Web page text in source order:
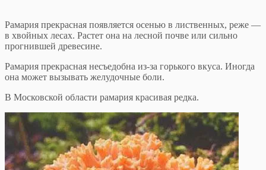
Рамария прекрасная появляется осенью в лиственных, реже —
в хвойных лесах. Растет она на лесной почве или сильно
прогнившей древесине.
Рамария прекрасная несъедобна из-за горького вкуса. Иногда
она может вызывать желудочные боли.
В Московской области рамария красивая редка.